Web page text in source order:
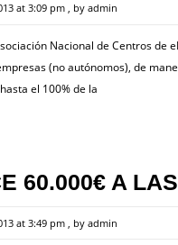
at 3:09 pm , by admin
Nacional de Centros
(no autónomos), de
el 100% de la
60.000€ A
at 3:49 pm , by admin